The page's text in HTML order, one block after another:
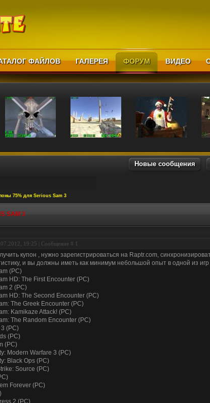
ФАЙЛОВ ГАЛЕРЕЯ ФОРУМ ВИДЕО
Новые сообщения
75% для Serious Sam 3
SAM 3
19:25 | Сообщение # 1
купон , нужно зарегистрироваться на Raptr.com,
и вы должны иметь как минимум небольшой опыт в одной из
(PC)
HD: The First Encounter (PC)
2 (PC)
HD: The Second Encounter (PC)
The Greek Encounter (PC)
Kamikaze Attack! (PC)
The Random Encounter (PC)
(PC)
(PC)
(PC)
Modern Warfare 3 (PC)
Black Ops (PC)
Source (PC)
Forever (PC)
2 (PC)